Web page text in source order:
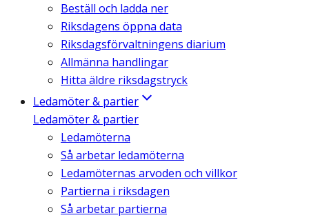
Beställ och ladda ner
Riksdagens öppna data
Riksdagsförvaltningens diarium
Allmänna handlingar
Hitta äldre riksdagstryck
Ledamöter & partier
Ledamöter & partier
Ledamöterna
Så arbetar ledamöterna
Ledamöternas arvoden och villkor
Partierna i riksdagen
Så arbetar partierna